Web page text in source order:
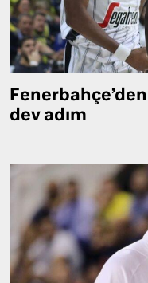
dev adım